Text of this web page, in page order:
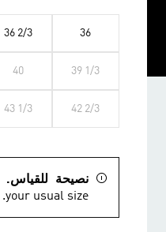
36
36 2/3
39 1/3
40
42 2/3
43 1/3
نصيحة للقياس.
your usual size.